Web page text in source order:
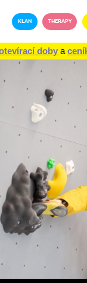
KLAN THERAPY
doby a